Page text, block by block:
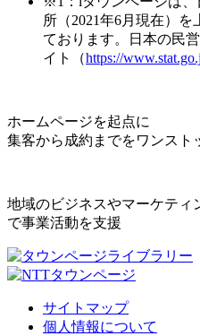
所（2021年6月現在）
ております。日本の民
イト（https://
ホームページを起点に
集客から成約までをワンスト
地域のビジネスやマーケティ
で事業活動を支援
サイトマップ
個人情報について